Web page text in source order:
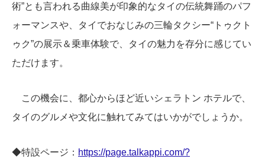
術”とも言われる曲線美が印象的なタイの伝統舞踊のパフ
ォーマンスや、タイでおなじみの三輪タクシー“トゥクト
ゥク”の展示＆乗車体験で、タイの魅力を存分に感じてい
ただけます。
この機会に、都心からほど近いシェラトン ホテルで、
タイのグルメや文化に触れてみてはいかがでしょうか。
◆特設ページ： https://page.talkappi.com/?